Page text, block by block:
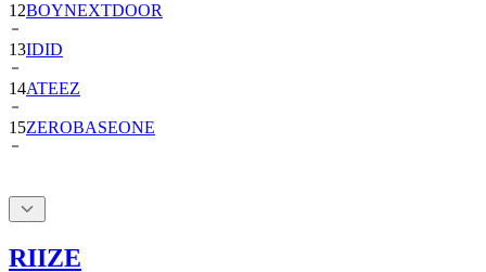
13IDID
14ATEEZ
15ZEROBASEONE
RIIZE